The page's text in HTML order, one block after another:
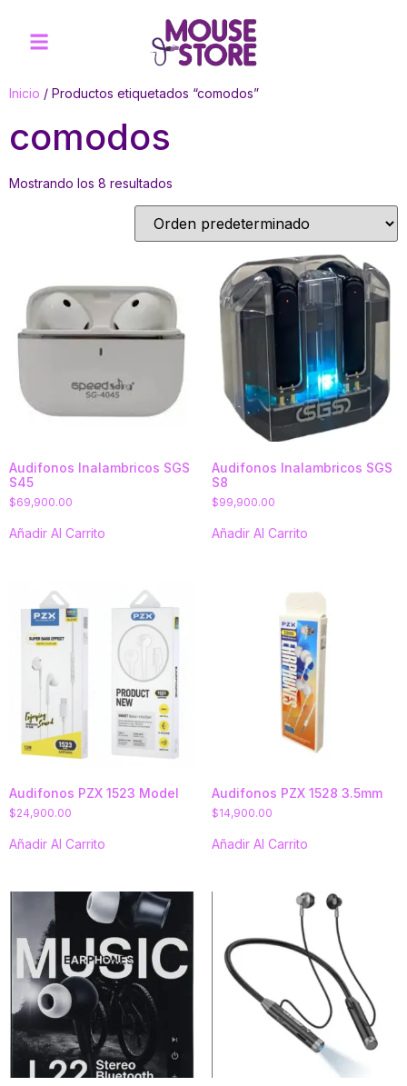
Inicio / Productos etiquetados “comodos”
comodos
Mostrando los 8 resultados
Audifonos Inalambricos SGS
S45
$69,900.00
Añadir Al Carrito
Audifonos Inalambricos SGS
S8
$99,900.00
Añadir Al Carrito
Audifonos PZX 1523 Model
$24,900.00
Añadir Al Carrito
Audifonos PZX 1528 3.5mm
$14,900.00
Añadir Al Carrito